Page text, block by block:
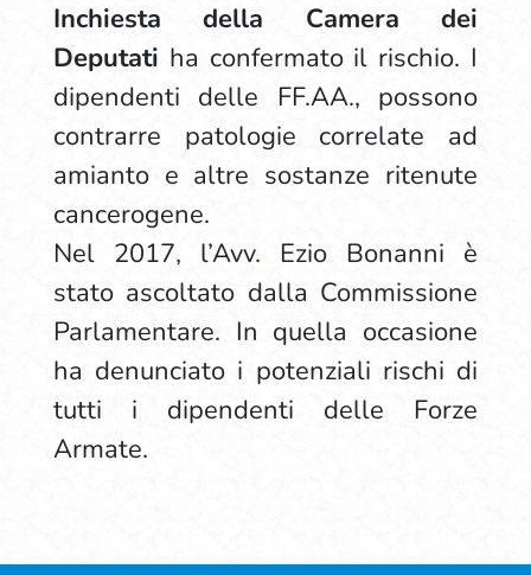
Inchiesta della Camera dei
Deputati ha confermato il rischio. I
dipendenti delle FF.AA., possono
contrarre patologie correlate ad
amianto e altre sostanze ritenute
cancerogene.
Nel 2017, l’Avv. Ezio Bonanni è
stato ascoltato dalla Commissione
Parlamentare. In quella occasione
ha denunciato i potenziali rischi di
tutti i dipendenti delle Forze
Armate.